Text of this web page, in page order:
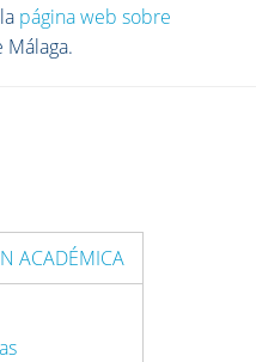
página web sobre
ACADÉMICA